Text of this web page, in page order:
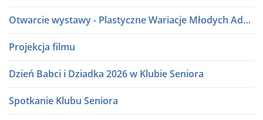
Otwarcie wystawy - Plastyczne Wariacje Młodych Adeptów Sztuki
Projekcja filmu
Dzień Babci i Dziadka 2026 w Klubie Seniora
Spotkanie Klubu Seniora